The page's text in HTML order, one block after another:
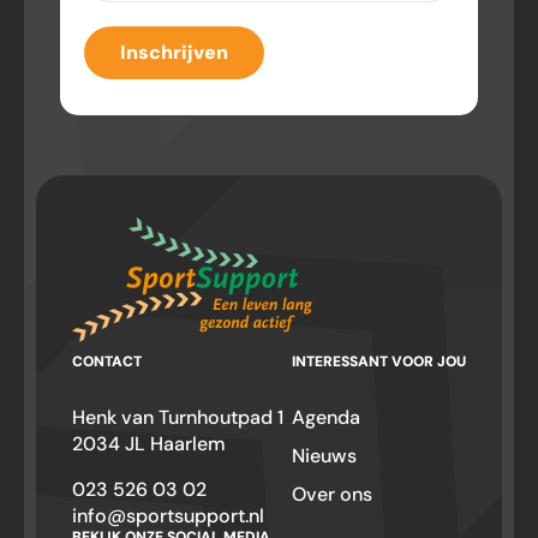
Inschrijven
CONTACT
Henk van Turnhoutpad 1
2034 JL Haarlem
023 526 03 02
info@sportsupport.nl
INTERESSANT VOOR JOU
Agenda
Nieuws
Over ons